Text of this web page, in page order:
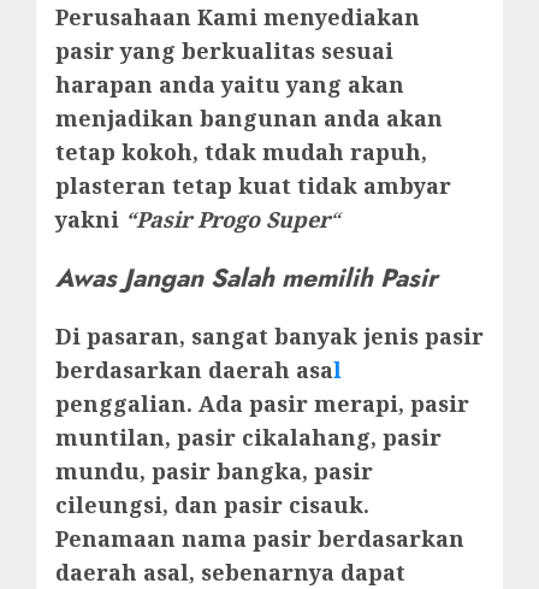
Perusahaan Kami menyediakan
pasir yang berkualitas sesuai
harapan anda yaitu yang akan
menjadikan bangunan anda akan
tetap kokoh, tdak mudah rapuh,
plasteran tetap kuat tidak ambyar
yakni “Pasir Progo Super“
Awas Jangan Salah memilih Pasir
Di pasaran, sangat banyak jenis pasir
berdasarkan daerah asal
penggalian. Ada pasir merapi, pasir
muntilan, pasir cikalahang, pasir
mundu, pasir bangka, pasir
cileungsi, dan pasir cisauk.
Penamaan nama pasir berdasarkan
daerah asal, sebenarnya dapat